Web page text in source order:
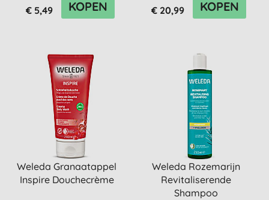
€ 5,49 KOPEN € 20,99 KOPEN
Weleda Granaatappel
Inspire Douchecrème
Weleda Rozemarijn
Revitaliserende
Shampoo